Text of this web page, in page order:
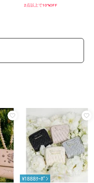
2点以上で10%OFF
¥1888ｸｰﾎﾟﾝ